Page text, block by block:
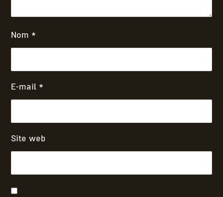
Nom *
E-mail *
Site web